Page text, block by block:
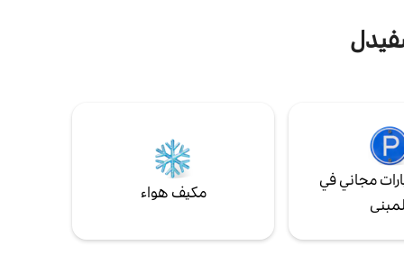
مجاني في
مكيف هواء